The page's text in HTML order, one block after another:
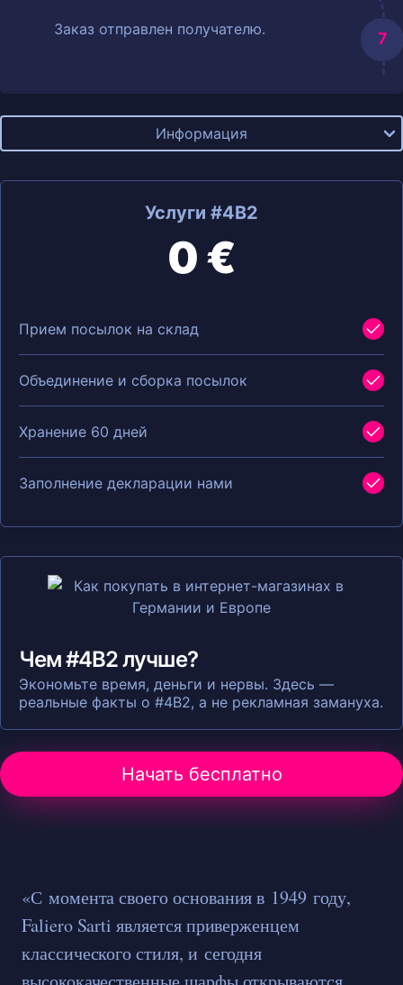
Заказ отправлен получателю.
Информация
Услуги #4B2
0 €
Прием посылок на склад
Объединение и сборка посылок
Хранение 60 дней
Заполнение декларации нами
Чем #4B2 лучше?
Экономьте время, деньги и нервы. Здесь —
реальные факты о #4B2, а не рекламная замануха.
Начать бесплатно
«С момента своего основания в 1949 году,
Faliero Sarti является приверженцем
классического стиля, и сегодня